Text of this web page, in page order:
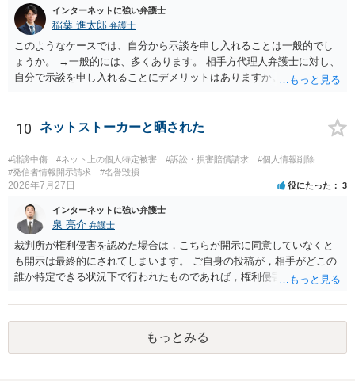
（例えば弁護団事件でマスコミ等へ公表する必要があるケース等）で
は、口外禁止の範囲を特定・限定する等の工夫をすることがあります
が、個人間の紛争で、合意後もみだりに紛争情報を口外することそれ
自体が異常事態であって、相手方への抑止効果として口外禁止条項を
設定しておく方が望ましい場合が多いと思われます（上記のとおり、
口外禁止条項は、違反した際の違約金条項とワンセットにすることで
効果を発揮するといえます）。
インターネットに強い弁護士
稲葉 進太郎 弁護士
このようなケースでは、自分から示談を申し入れることは一般的でし
ょうか。 →一般的には、多くあります。 相手方代理人弁護士に対し、
自分で示談を申し入れることにデメリットはありますか。 →弁護士で
できる主張を展開するのが難しいという点が指摘されるでしょう。 弁
護士に依頼する経済的余裕がない場合、自分で示談交渉を行う際に注
意すべき点があれば教えてください。 →分からないことが出てきたら
弁護士にご相談になるのが良いかと存じます。まずは電話相談などで
直接弁護士にご相談になることをお勧めいたします。
10 ネットストーカーと晒された
#誹謗中傷 #ネット上の個人特定被害 #訴訟・損害賠償請求
#個人情報削除
#発信者情報開示請求
#名誉毀損
2026年7月27日 役にたった 3
インターネットに強い弁護士
泉 亮介 弁護士
裁判所が権利侵害を認めた場合は，こちらが開示に同意していなくと
も開示は最終的にされてしまいます。 ご自身の投稿が，相手がどこの
誰か特定できる状況下で行われたものであれば，権利侵害性が認めら
いても，アカウントを特定したうえで，ネットストーカーとして晒し
たのであれば，かかる行為に権利侵害性が認められる可能性はあるで
もっとみる